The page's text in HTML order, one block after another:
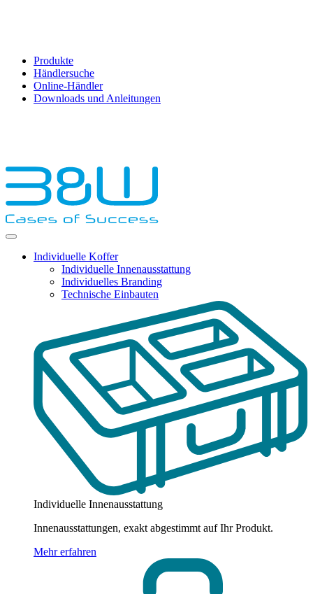
Produkte
Händlersuche
Online-Händler
Downloads und Anleitungen
Individuelle Koffer
Individuelle Innenausstattung
Individuelles Branding
Technische Einbauten
Individuelle Innenausstattung
Innenausstattungen, exakt abgestimmt auf Ihr Produkt.
Mehr erfahren